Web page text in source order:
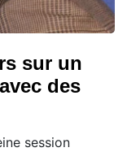
sur un
des
session